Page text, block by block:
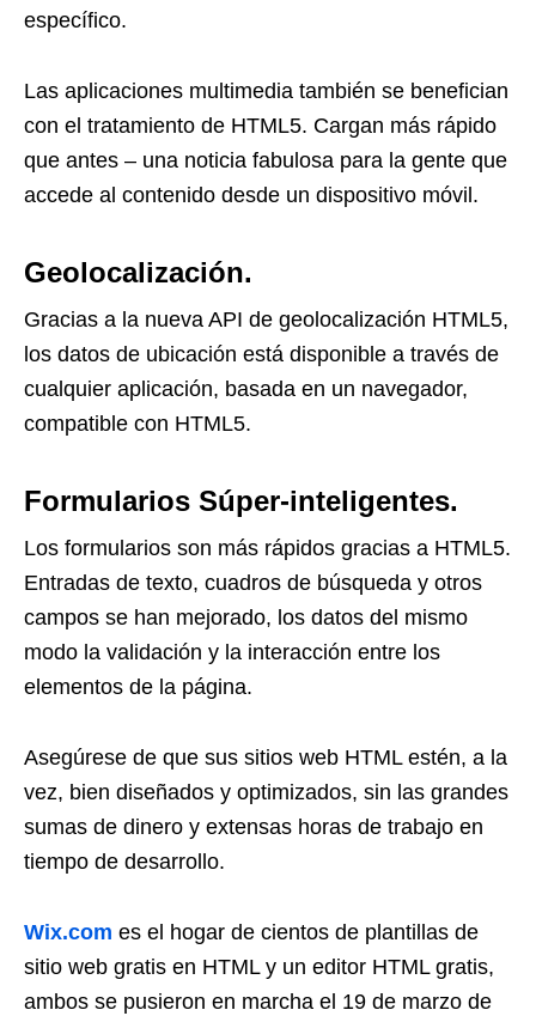
específico.
Las aplicaciones multimedia también se benefician
con el tratamiento de HTML5. Cargan más rápido
que antes – una noticia fabulosa para la gente que
accede al contenido desde un dispositivo móvil.
Geolocalización.
Gracias a la nueva API de geolocalización HTML5,
los datos de ubicación está disponible a través de
cualquier aplicación, basada en un navegador,
compatible con HTML5.
Formularios Súper-inteligentes.
Los formularios son más rápidos gracias a HTML5.
Entradas de texto, cuadros de búsqueda y otros
campos se han mejorado, los datos del mismo
modo la validación y la interacción entre los
elementos de la página.
Asegúrese de que sus sitios web HTML estén, a la
vez, bien diseñados y optimizados, sin las grandes
sumas de dinero y extensas horas de trabajo en
tiempo de desarrollo.
Wix.com es el hogar de cientos de plantillas de
sitio web gratis en HTML y un editor HTML gratis,
ambos se pusieron en marcha el 19 de marzo de